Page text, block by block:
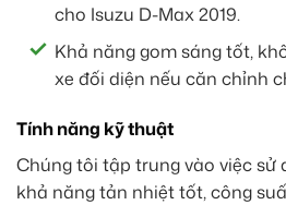
cho Isuzu D-Max 2019.
Khả năng gom sáng tốt,
xe đối diện nếu căn chỉnh
Tính năng kỹ thuật
Chúng tôi tập trung vào việc sử
khả năng tản nhiệt tốt, công